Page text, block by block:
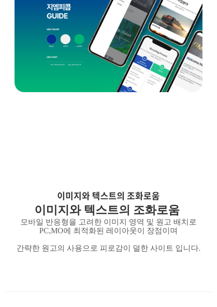
이미지와 텍스트의 조화로움
이미지와 텍스트의 조화로움
모바일 반응형을 고려한 이미지 영역 및 원고 배치로
PC,MO에 최적화된 레이아웃이 장점이며
간략한 원고의 사용으로 피로감이 덜한 사이트 입니다.